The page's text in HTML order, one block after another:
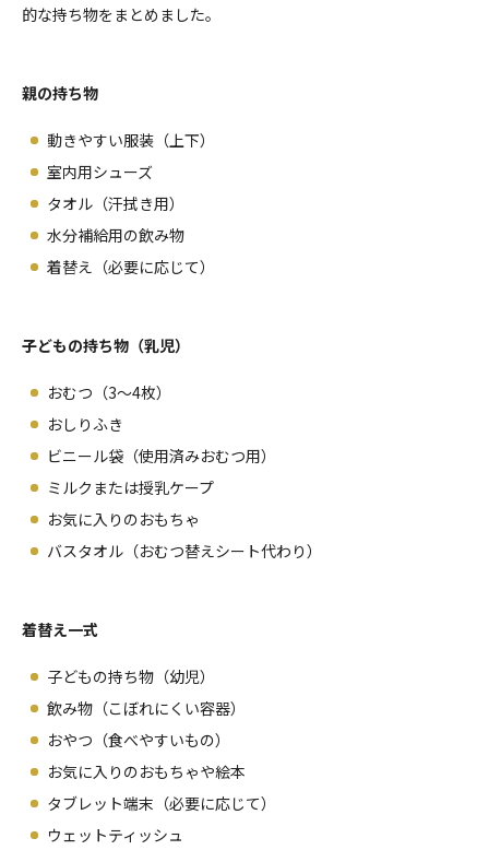
的な持ち物をまとめました。
親の持ち物
動きやすい服装（上下）
室内用シューズ
タオル（汗拭き用）
水分補給用の飲み物
着替え（必要に応じて）
子どもの持ち物（乳児）
おむつ（3～4枚）
おしりふき
ビニール袋（使用済みおむつ用）
ミルクまたは授乳ケープ
お気に入りのおもちゃ
バスタオル（おむつ替えシート代わり）
着替え一式
子どもの持ち物（幼児）
飲み物（こぼれにくい容器）
おやつ（食べやすいもの）
お気に入りのおもちゃや絵本
タブレット端末（必要に応じて）
ウェットティッシュ